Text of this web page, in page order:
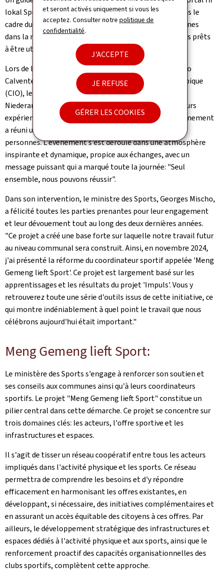
et seront activés uniquement si vous les
acceptez. Consulter notrepolitique de
confidentialité.
J'ACCEPTE
JE REFUSE
GÉRER LES COOKIES
lokal Sport- & Beweegungsfërderung", développés dans le
cadre du projet, soutiendront durablement les communes
dans la mise en œuvre des trois blocs et sont désormais prêts
à être utilisés.
Lors de l'événement de clôture, en présence d'Alejandro
Calvente, représentant du Comité international olympique
(CIO), les quatre communes participantes (Clervaux,
Niederanven, Grevenmacher et Roeser) ont partagé leurs
expériences, meilleures pratiques et conclusions. L'événement
a réuni un total de 51 communes, attirant plus de 150
personnes. L'événement s'est déroulé dans une atmosphère
inspirante et dynamique, propice aux échanges, avec un
message puissant qui a marqué toute la journée: "Seul
ensemble, nous pouvons réussir".
Dans son intervention, le ministre des Sports, Georges Mischo,
a félicité toutes les parties prenantes pour leur engagement
et leur dévouement tout au long des deux dernières années.
"Ce projet a créé une base forte sur laquelle notre travail futur
au niveau communal sera construit. Ainsi, en novembre 2024,
j'ai présenté la réforme du coordinateur sportif appelée 'Meng
Gemeng lieft Sport'. Ce projet est largement basé sur les
apprentissages et les résultats du projet 'Impuls'. Vous y
retrouverez toute une série d'outils issus de cette initiative, ce
qui montre indéniablement à quel point le travail que nous
célébrons aujourd'hui était important."
Meng Gemeng lieft Sport:
Le ministère des Sports s'engage à renforcer son soutien et
ses conseils aux communes ainsi qu'à leurs coordinateurs
sportifs. Le projet "Meng Gemeng lieft Sport" constitue un
pilier central dans cette démarche. Ce projet se concentre sur
trois domaines clés: les acteurs, l'offre sportive et les
infrastructures et espaces.
Il s'agit de tisser un réseau coopératif entre tous les acteurs
impliqués dans l'activité physique et les sports. Ce réseau
permettra de comprendre les besoins et d'y répondre
efficacement en harmonisant les offres existantes, en
développant, si nécessaire, des initiatives complémentaires et
en assurant un accès équitable des citoyens à ces offres. Par
ailleurs, le développement stratégique des infrastructures et
espaces dédiés à l'activité physique et aux sports, ainsi que le
renforcement proactif des capacités organisationnelles des
clubs sportifs, complètent cette approche.